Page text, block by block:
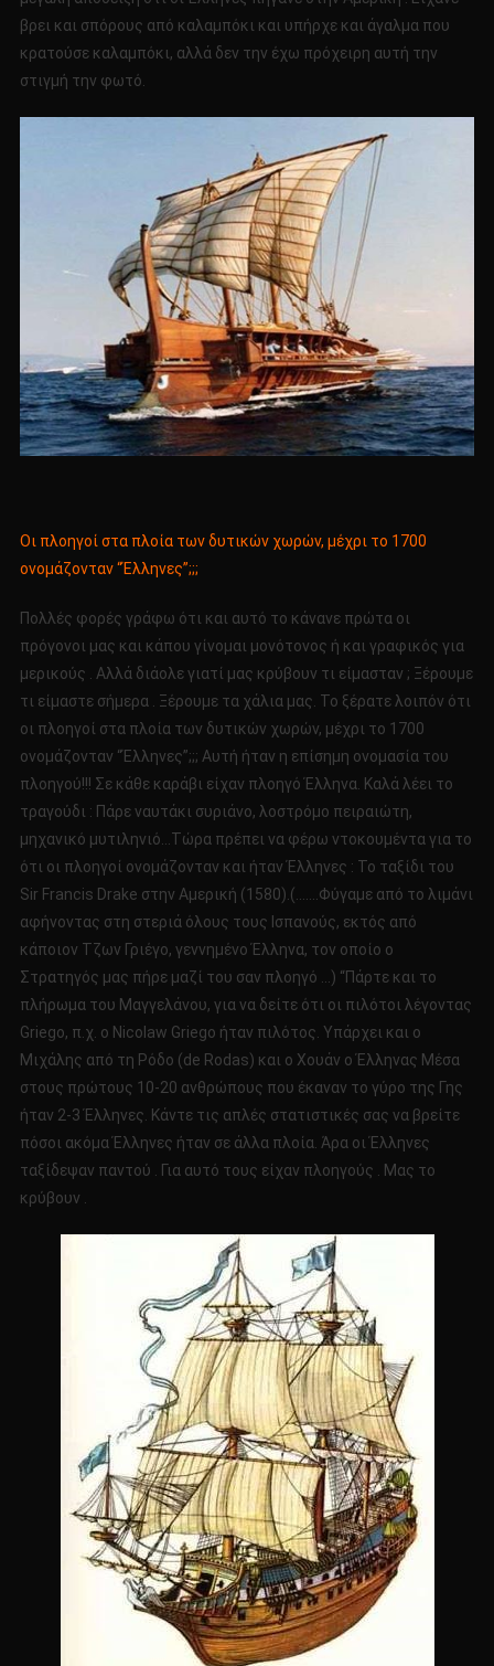
βρει και σπόρους από καλαμπόκι και υπήρχε και άγαλμα που
κρατούσε καλαμπόκι, αλλά δεν την έχω πρόχειρη αυτή την
στιγμή την φωτό.
Οι πλοηγοί στα πλοία των δυτικών χωρών, μέχρι το 1700
ονομάζονταν “Έλληνες”;;;
Πολλές φορές γράφω ότι και αυτό το κάνανε πρώτα οι
πρόγονοι μας και κάπου γίνομαι μονότονος ή και γραφικός για
μερικούς . Αλλά διάολε γιατί μας κρύβουν τι είμασταν ; Ξέρουμε
τι είμαστε σήμερα . Ξέρουμε τα χάλια μας. Το ξέρατε λοιπόν ότι
οι πλοηγοί στα πλοία των δυτικών χωρών, μέχρι το 1700
ονομάζονταν “Έλληνες”;;; Αυτή ήταν η επίσημη ονομασία του
πλοηγού!!! Σε κάθε καράβι είχαν πλοηγό Έλληνα. Καλά λέει το
τραγούδι : Πάρε ναυτάκι συριάνο, λοστρόμο πειραιώτη,
μηχανικό μυτιληνιό…Τώρα πρέπει να φέρω ντοκουμέντα για το
ότι οι πλοηγοί ονομάζονταν και ήταν Έλληνες : Το ταξίδι του
Sir Francis Drake στην Αμερική (1580).(…….Φύγαμε από το λιμάνι
αφήνοντας στη στεριά όλους τους Ισπανούς, εκτός από
κάποιον Τζων Γριέγο, γεννημένο Έλληνα, τον οποίο ο
Στρατηγός μας πήρε μαζί του σαν πλοηγό …) “Πάρτε και το
πλήρωμα του Μαγγελάνου, για να δείτε ότι οι πιλότοι λέγοντας
Griego, π.χ. ο Nicolaw Griego ήταν πιλότος. Υπάρχει και ο
Μιχάλης από τη Ρόδο (de Rodas) και ο Χουάν ο Έλληνας Μέσα
στους πρώτους 10-20 ανθρώπους που έκαναν το γύρο της Γης
ήταν 2-3 Έλληνες. Κάντε τις απλές στατιστικές σας να βρείτε
πόσοι ακόμα Έλληνες ήταν σε άλλα πλοία. Άρα οι Έλληνες
ταξίδεψαν παντού . Για αυτό τους είχαν πλοηγούς . Μας το
κρύβουν .